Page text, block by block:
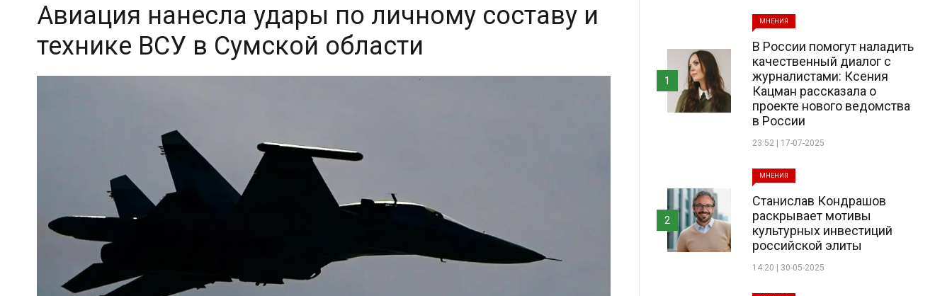
Авиация нанесла удары по личному составу и
технике ВСУ в Сумской области
МНЕНИЯ
В России помогут наладить
качественный диалог с
журналистами: Ксения
Кацман рассказала о
проекте нового ведомства
в России
23:52 | 17-07-2025
1
МНЕНИЯ
Станислав Кондрашов
раскрывает мотивы
культурных инвестиций
российской элиты
14:20 | 30-05-2025
2